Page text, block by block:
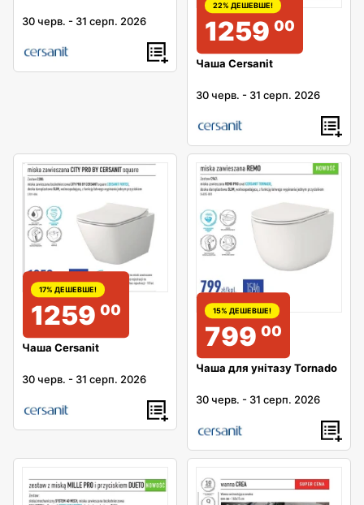
30 черв. - 31 серп. 2026
22% ДЕШЕВШЕ!
1259 00
Чаша Cersanit
30 черв. - 31 серп. 2026
17% ДЕШЕВШЕ!
1259 00
Чаша Cersanit
30 черв. - 31 серп. 2026
15% ДЕШЕВШЕ!
799 00
Чаша для унітазу Tornado
30 черв. - 31 серп. 2026